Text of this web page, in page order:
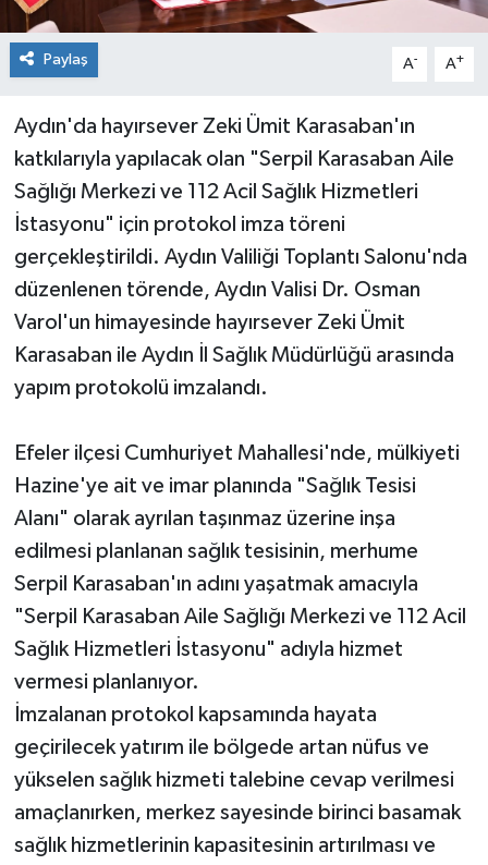
Paylaş A- A+
Aydın'da hayırsever Zeki Ümit Karasaban'ın
katkılarıyla yapılacak olan "Serpil Karasaban Aile
Sağlığı Merkezi ve 112 Acil Sağlık Hizmetleri
İstasyonu" için protokol imza töreni
gerçekleştirildi. Aydın Valiliği Toplantı Salonu'nda
düzenlenen törende, Aydın Valisi Dr. Osman
Varol'un himayesinde hayırsever Zeki Ümit
Karasaban ile Aydın İl Sağlık Müdürlüğü arasında
yapım protokolü imzalandı.
Efeler ilçesi Cumhuriyet Mahallesi'nde, mülkiyeti
Hazine'ye ait ve imar planında "Sağlık Tesisi
Alanı" olarak ayrılan taşınmaz üzerine inşa
edilmesi planlanan sağlık tesisinin, merhume
Serpil Karasaban'ın adını yaşatmak amacıyla
"Serpil Karasaban Aile Sağlığı Merkezi ve 112 Acil
Sağlık Hizmetleri İstasyonu" adıyla hizmet
vermesi planlanıyor.
İmzalanan protokol kapsamında hayata
geçirilecek yatırım ile bölgede artan nüfus ve
yükselen sağlık hizmeti talebine cevap verilmesi
amaçlanırken, merkez sayesinde birinci basamak
sağlık hizmetlerinin kapasitesinin artırılması ve